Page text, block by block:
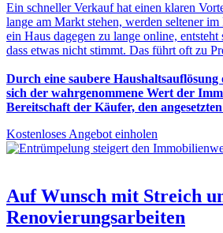
Ein schneller Verkauf hat einen klaren
lange am Markt stehen, werden seltener
ein Haus dagegen zu lange online,
dass etwas nicht stimmt. Das führt oft zu
Durch eine saubere
sich der wahrgenommene Wert der
Bereitschaft der Käufer, den
Kostenloses Angebot einholen
Auf Wunsch mit Streich
Renovierungsarbeiten